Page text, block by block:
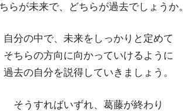
らが未来で、どちらが過去でしょうか。
自分の中で、未来をしっかりと定めて
そちらの方向に向かっていけるように
過去の自分を説得していきましょう。
そうすればいずれ、葛藤が終わり